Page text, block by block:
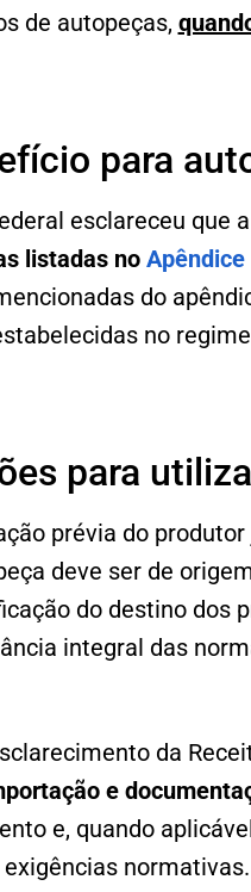
de autopeças,
para
esclareceu que a
listadas no Apêndice
do
no
para
prévia do
deve ser de
do destino dos
integral das
da
e
e, quando
normativas.